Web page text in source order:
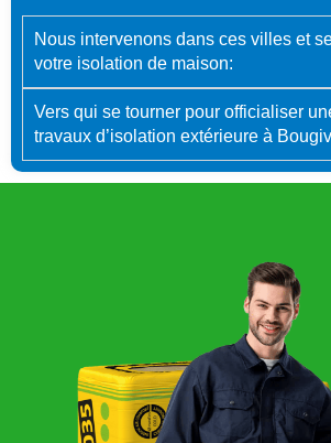
Nous intervenons dans ces villes et
votre isolation de maison:
Vers qui se tourner pour officialiser
travaux d’isolation extérieure à